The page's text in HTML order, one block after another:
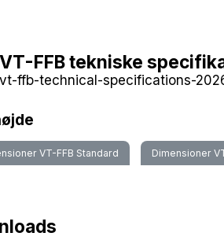
VT-FFB tekniske
vt-ffb-technical-specifications-
VT-FFB Standard Dimensioner